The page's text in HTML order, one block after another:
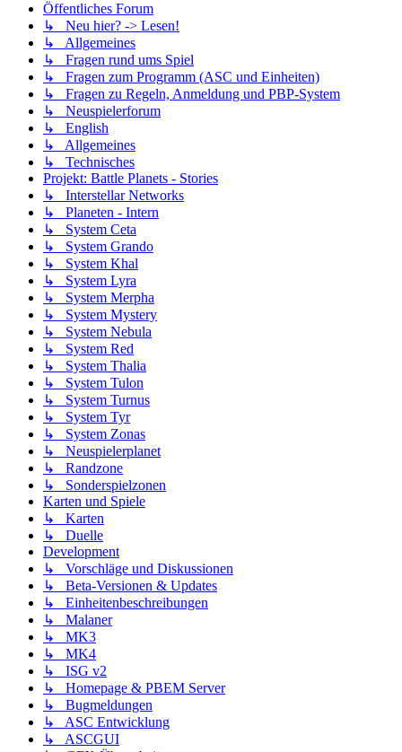
Öffentliches Forum
↳ Neu hier? -> Lesen!
↳ Allgemeines
↳ Fragen rund ums Spiel
↳ Fragen zum Programm (ASC und Einheiten)
↳ Fragen zu Regeln, Anmeldung und PBP-System
↳ Neuspielerforum
↳ English
↳ Allgemeines
↳ Technisches
Projekt: Battle Planets - Stories
↳ Interstellar Networks
↳ Planeten - Intern
↳ System Ceta
↳ System Grando
↳ System Khal
↳ System Lyra
↳ System Merpha
↳ System Mystery
↳ System Nebula
↳ System Red
↳ System Thalia
↳ System Tulon
↳ System Turnus
↳ System Tyr
↳ System Zonas
↳ Neuspielerplanet
↳ Randzone
↳ Sonderspielzonen
Karten und Spiele
↳ Karten
↳ Duelle
Development
↳ Vorschläge und Diskussionen
↳ Beta-Versionen & Updates
↳ Einheitenbeschreibungen
↳ Malaner
↳ MK3
↳ MK4
↳ ISG v2
↳ Homepage & PBEM Server
↳ Bugmeldungen
↳ ASC Entwicklung
↳ ASCGUI